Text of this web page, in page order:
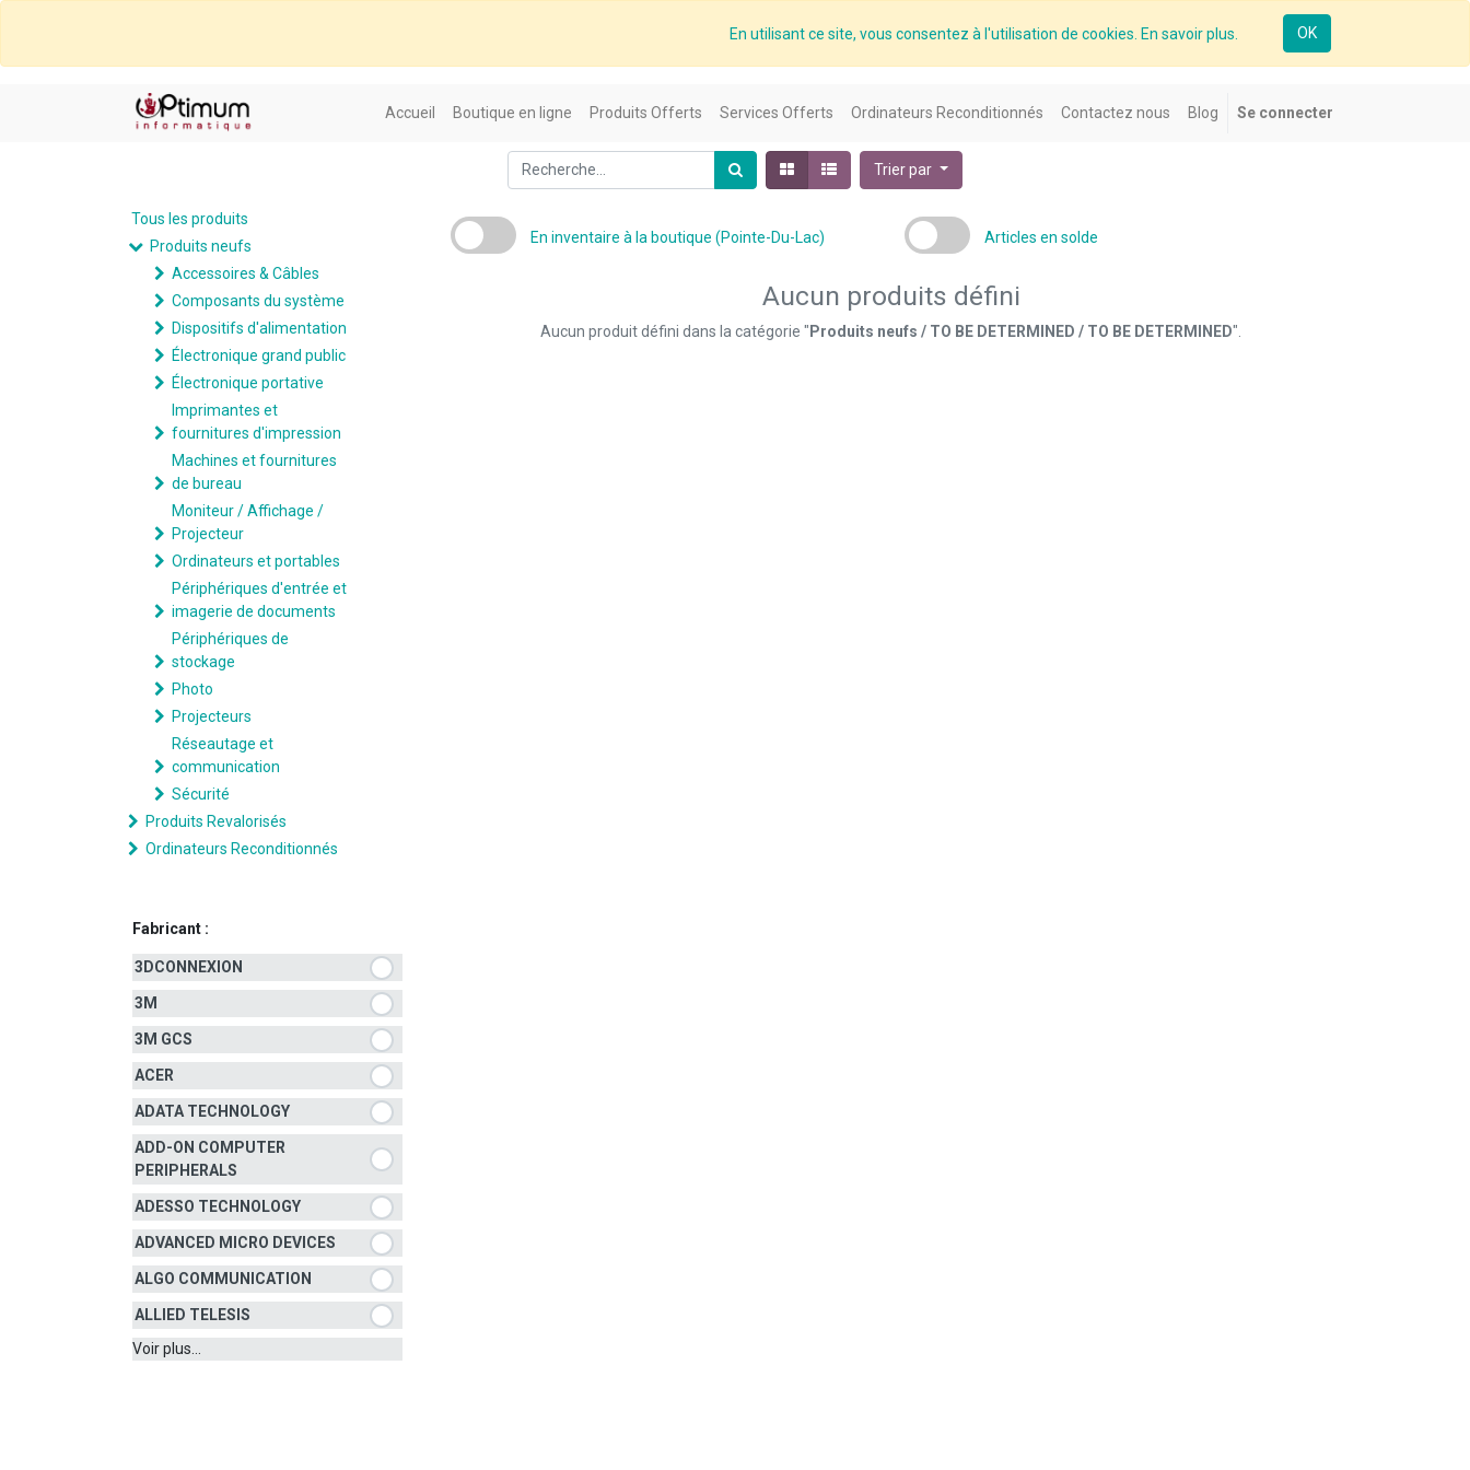
En utilisant ce site, vous consentez à l'utilisation de cookies. En savoir plus. OK
Accueil Boutique en ligne Produits Offerts Services Offerts Ordinateurs Reconditionnés Contactez nous Blog Se connecter
Trier par
Tous les produits
Produits neufs
Accessoires & Câbles
Composants du système
Dispositifs d'alimentation
Électronique grand public
Électronique portative
Imprimantes et
fournitures d'impression
Machines et fournitures
de bureau
Moniteur / Affichage /
Projecteur
Ordinateurs et portables
Périphériques d'entrée et
imagerie de documents
Périphériques de
stockage
Photo
Projecteurs
Réseautage et
communication
Sécurité
Produits Revalorisés
Ordinateurs Reconditionnés
Fabricant :
3DCONNEXION
3M
3M GCS
ACER
ADATA TECHNOLOGY
ADD-ON COMPUTER
PERIPHERALS
ADESSO TECHNOLOGY
ADVANCED MICRO DEVICES
ALGO COMMUNICATION
ALLIED TELESIS
Voir plus...
En inventaire à la boutique (Pointe-Du-Lac) Articles en solde
Aucun produits défini
Aucun produit défini dans la catégorie " Produits neufs / TO BE DETERMINED / TO BE DETERMINED".